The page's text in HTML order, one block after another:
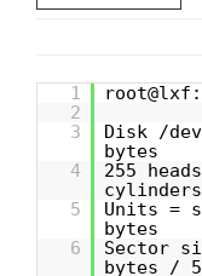
1
2
3
Disk /
bytes
4
255
5
Units =
bytes
6
Sector
bytes /